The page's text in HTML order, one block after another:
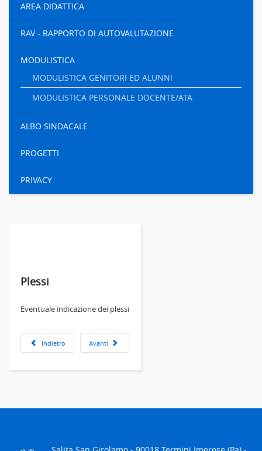
AREA DIDATTICA
RAV - RAPPORTO DI AUTOVALUTAZIONE
MODULISTICA
MODULISTICA GENITORI ED ALUNNI
MODULISTICA PERSONALE DOCENTE/ATA
ALBO SINDACALE
PROGETTI
PRIVACY
Plessi
Eventuale indicazione dei plessi
Indietro Avanti